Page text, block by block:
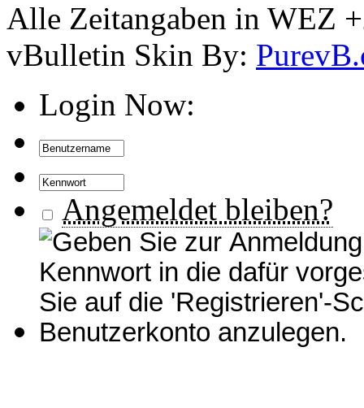
Alle Zeitangaben in WEZ
vBulletin Skin By:
Login Now:
Angemeldet bleiben?